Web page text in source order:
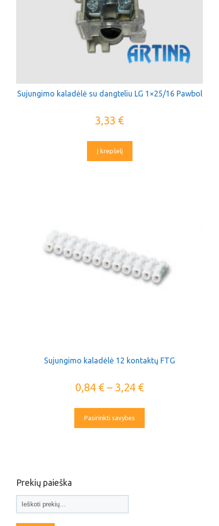
Sujungimo kaladėlė su dangteliu LG 1×25/16 Pawbol
3,33 €
Į krepšelį
Sujungimo kaladėlė 12 kontaktų FTG
0,84 €– 3,24 €
Pasirinkti savybes
Prekių paieška